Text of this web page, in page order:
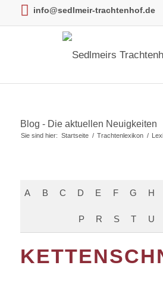
info@sedlmeir-trachtenhof.de
Blog - Die aktuellen Neuigkeiten
Sie sind hier: Startseite / Trachtenlexikon /
A B C D E F G H
P R S T U